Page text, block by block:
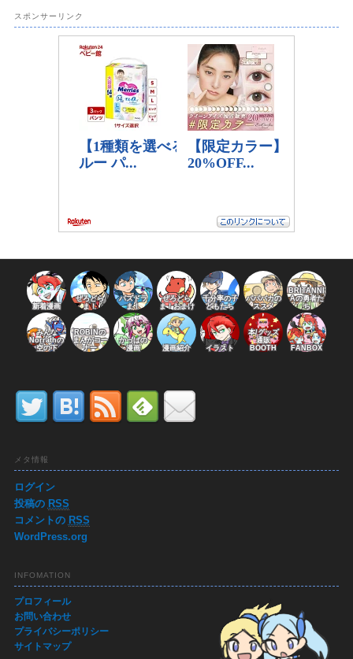
スポンサーリンク
新着漫画
ぜろどら
ま！
パズドラ
ま！
ぜろどら
ま！おまけ
千分率の子
どもたち
パパバカの
ススメ
BRITANNI
Aの勇者た
ち
みんな
Norrathの
空の下
ROBINの
まんがコー
ナー
かっぱの
漫画
漫画紹介 イラスト
本/グッズ
通販
BOOTH
FANBOX
メタ情報
ログイン
投稿の RSS
コメントの RSS
WordPress.org
INFOMATION
プロフィール
お問い合わせ
プライバシーポリシー
サイトマップ